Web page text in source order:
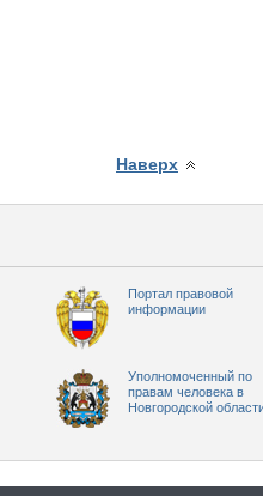
Наверх
Портал правовой
информации
Уполномоченный по
правам человека в
Новгородской